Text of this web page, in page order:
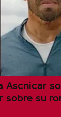
Ascnicar
sobre su